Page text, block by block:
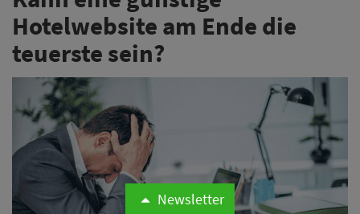
Hotelwebsite am Ende die
teuerste sein?
Newsletter